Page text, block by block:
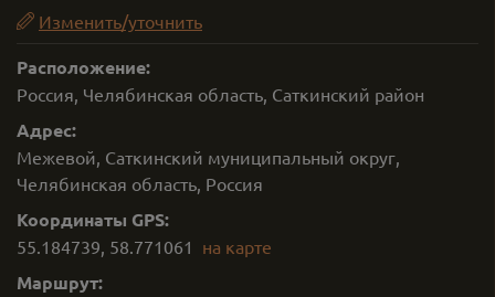
Изменить/уточнить
Расположение:
Россия, Челябинская область, Саткинский район
Адрес:
Межевой, Саткинский муниципальный округ,
Челябинская область, Россия
Координаты GPS:
55.184739, 58.771061 на карте
Маршрут: